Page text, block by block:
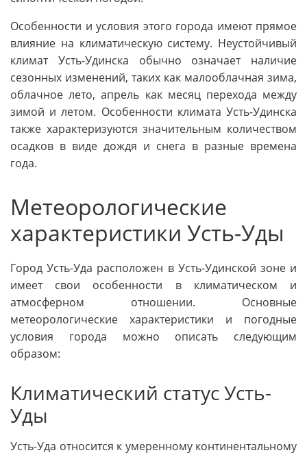
Особенности и условия этого города имеют прямое
влияние на климатическую систему. Неустойчивый
климат Усть-Удинска обычно означает наличие
сезонных изменений, таких как малооблачная зима,
облачное лето, апрель как месяц перехода между
зимой и летом. Особенности климата Усть-Удинска
также характеризуются значительным количеством
осадков в виде дождя и снега в разные времена
года.
Метеорологические
характеристики Усть-Уды
Город Усть-Уда расположен в Усть-Удинской зоне и
имеет свои особенности в климатическом и
атмосферном отношении. Основные
метеорологические характеристики и погодные
условия города можно описать следующим
образом:
Климатический статус Усть-
Уды
Усть-Уда относится к умеренному континентальному